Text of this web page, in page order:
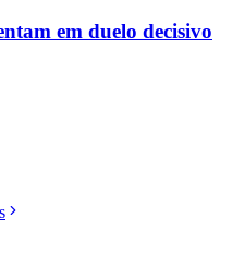
em duelo decisivo